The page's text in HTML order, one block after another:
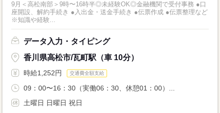
9月＜高松南部＞9時〜16時半◎未経験OK◎金融機関で受付事務 ●口
座開設、解約手続き ●入出金・送金手続き ●伝票作成 ●伝票整理など
※知識や経験...
データ入力・タイピング
香川県高松市/瓦町駅（車 10分）
時給1,252円 交通費全額支給
09：00〜16：30（実働06：30、休憩01：00）...
土曜日 日曜日 祝日